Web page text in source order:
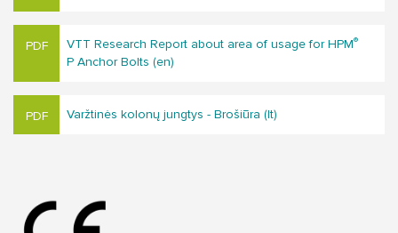
VTT Research Report about area of usage for HPM®
P Anchor Bolts (en)
Varžtinės kolonų jungtys - Brošiūra (lt)